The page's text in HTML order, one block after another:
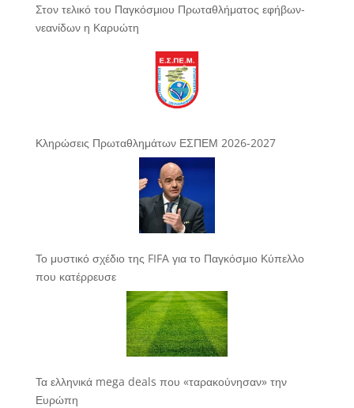
Στον τελικό του Παγκόσμιου Πρωταθλήματος εφήβων-
νεανίδων η Καρυώτη
Κληρώσεις Πρωταθλημάτων ΕΣΠΕΜ 2026-2027
Το μυστικό σχέδιο της FIFA για το Παγκόσμιο Κύπελλο
που κατέρρευσε
Τα ελληνικά mega deals που «ταρακούνησαν» την
Ευρώπη